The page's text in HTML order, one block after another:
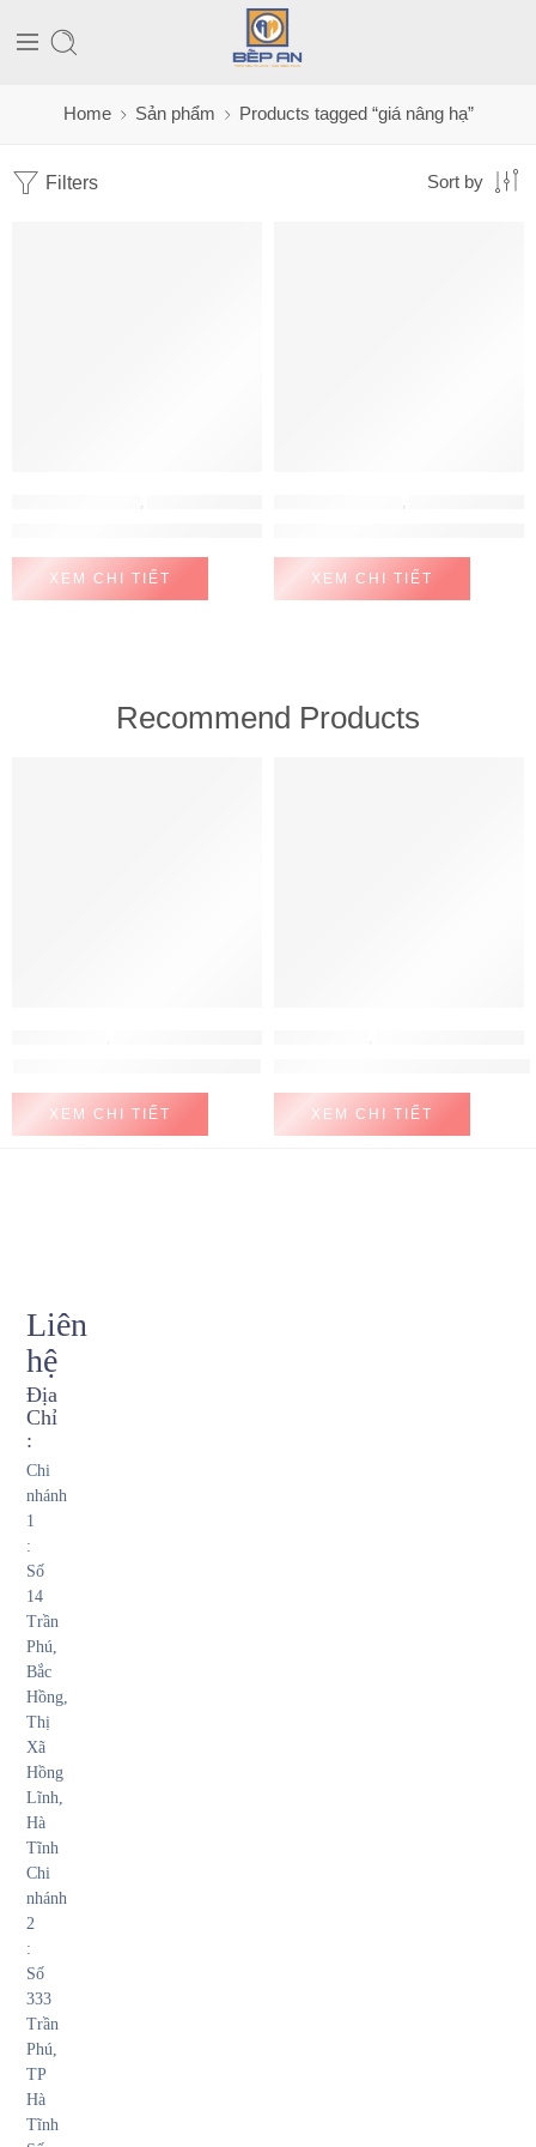
Home Sản phẩm Products tagged “giá nâng hạ”
Filters Sort by
XEM CHI TIẾT XEM CHI TIẾT
Recommend Products
XEM CHI TIẾT XEM CHI TIẾT
Liên
hệ
Địa
Chỉ
:
Chi
nhánh
1
:
Số
14
Trần
Phú,
Bắc
Hồng,
Thị
Xã
Hồng
Lĩnh,
Hà
Tĩnh
Chi
nhánh
2
:
Số
333
Trần
Phú,
TP
Hà
Tĩnh